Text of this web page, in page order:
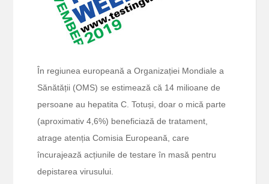
În regiunea europeană a Organizației Mondiale a
Sănătății (OMS) se estimează că 14 milioane de
persoane au hepatita C. Totuși, doar o mică parte
(aproximativ 4,6%) beneficiază de tratament,
atrage atenția Comisia Europeană, care
încurajează acțiunile de testare în masă pentru
depistarea virusului.